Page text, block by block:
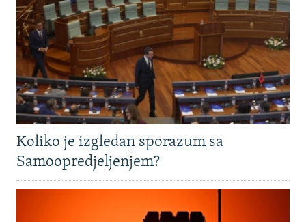
Koliko je izgledan sporazum sa
Samoopredjeljenjem?